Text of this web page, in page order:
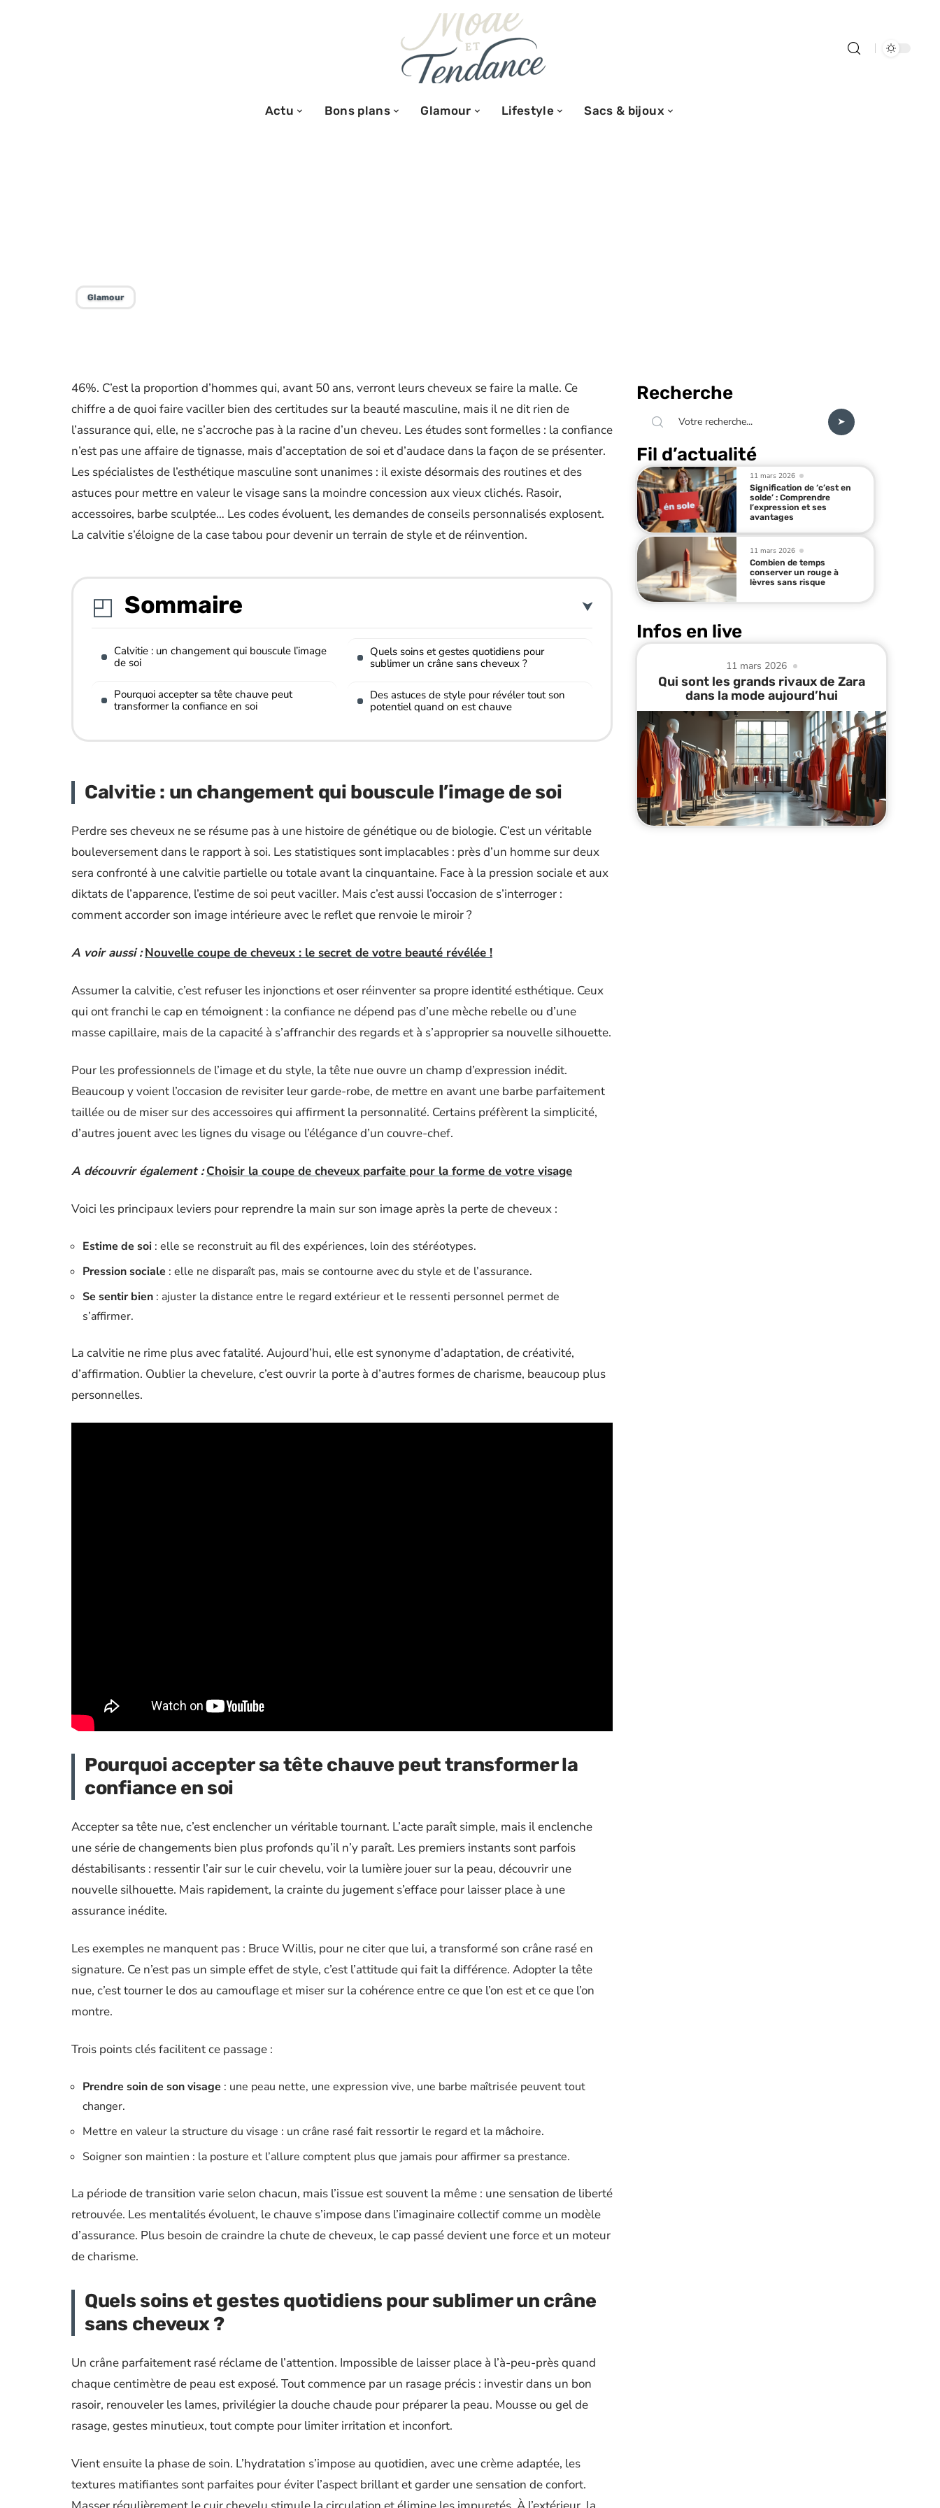
Actu Bons plans Glamour Lifestyle Sacs & bijoux
Glamour
46%. C’est la proportion d’hommes qui, avant 50 ans, verront leurs cheveux se faire la malle. Ce
chiffre a de quoi faire vaciller bien des certitudes sur la beauté masculine, mais il ne dit rien de
l’assurance qui, elle, ne s’accroche pas à la racine d’un cheveu. Les études sont formelles : la confiance
n’est pas une affaire de tignasse, mais d’acceptation de soi et d’audace dans la façon de se présenter.
Les spécialistes de l’esthétique masculine sont unanimes : il existe désormais des routines et des
astuces pour mettre en valeur le visage sans la moindre concession aux vieux clichés. Rasoir,
accessoires, barbe sculptée… Les codes évoluent, les demandes de conseils personnalisés explosent.
La calvitie s’éloigne de la case tabou pour devenir un terrain de style et de réinvention.
Sommaire
Calvitie : un changement qui bouscule l’image
de soi
Pourquoi accepter sa tête chauve peut
transformer la confiance en soi
Quels soins et gestes quotidiens pour
sublimer un crâne sans cheveux ?
Des astuces de style pour révéler tout son
potentiel quand on est chauve
Calvitie : un changement qui bouscule l’image de soi
Perdre ses cheveux ne se résume pas à une histoire de génétique ou de biologie. C’est un véritable
bouleversement dans le rapport à soi. Les statistiques sont implacables : près d’un homme sur deux
sera confronté à une calvitie partielle ou totale avant la cinquantaine. Face à la pression sociale et aux
diktats de l’apparence, l’estime de soi peut vaciller. Mais c’est aussi l’occasion de s’interroger :
comment accorder son image intérieure avec le reflet que renvoie le miroir ?
A voir aussi : Nouvelle coupe de cheveux : le secret de votre beauté révélée !
Assumer la calvitie, c’est refuser les injonctions et oser réinventer sa propre identité esthétique. Ceux
qui ont franchi le cap en témoignent : la confiance ne dépend pas d’une mèche rebelle ou d’une
masse capillaire, mais de la capacité à s’affranchir des regards et à s’approprier sa nouvelle silhouette.
Pour les professionnels de l’image et du style, la tête nue ouvre un champ d’expression inédit.
Beaucoup y voient l’occasion de revisiter leur garde-robe, de mettre en avant une barbe parfaitement
taillée ou de miser sur des accessoires qui affirment la personnalité. Certains préfèrent la simplicité,
d’autres jouent avec les lignes du visage ou l’élégance d’un couvre-chef.
A découvrir également : Choisir la coupe de cheveux parfaite pour la forme de votre visage
Voici les principaux leviers pour reprendre la main sur son image après la perte de cheveux :
Estime de soi : elle se reconstruit au fil des expériences, loin des stéréotypes.
Pression sociale : elle ne disparaît pas, mais se contourne avec du style et de l’assurance.
Se sentir bien : ajuster la distance entre le regard extérieur et le ressenti personnel permet de
s’affirmer.
La calvitie ne rime plus avec fatalité. Aujourd’hui, elle est synonyme d’adaptation, de créativité,
d’affirmation. Oublier la chevelure, c’est ouvrir la porte à d’autres formes de charisme, beaucoup plus
personnelles.
Pourquoi accepter sa tête chauve peut transformer la
confiance en soi
Accepter sa tête nue, c’est enclencher un véritable tournant. L’acte paraît simple, mais il enclenche
une série de changements bien plus profonds qu’il n’y paraît. Les premiers instants sont parfois
déstabilisants : ressentir l’air sur le cuir chevelu, voir la lumière jouer sur la peau, découvrir une
nouvelle silhouette. Mais rapidement, la crainte du jugement s’efface pour laisser place à une
assurance inédite.
Les exemples ne manquent pas : Bruce Willis, pour ne citer que lui, a transformé son crâne rasé en
signature. Ce n’est pas un simple effet de style, c’est l’attitude qui fait la différence. Adopter la tête
nue, c’est tourner le dos au camouflage et miser sur la cohérence entre ce que l’on est et ce que l’on
montre.
Trois points clés facilitent ce passage :
Prendre soin de son visage : une peau nette, une expression vive, une barbe maîtrisée peuvent tout
changer.
Mettre en valeur la structure du visage : un crâne rasé fait ressortir le regard et la mâchoire.
Soigner son maintien : la posture et l’allure comptent plus que jamais pour affirmer sa prestance.
La période de transition varie selon chacun, mais l’issue est souvent la même : une sensation de liberté
retrouvée. Les mentalités évoluent, le chauve s’impose dans l’imaginaire collectif comme un modèle
d’assurance. Plus besoin de craindre la chute de cheveux, le cap passé devient une force et un moteur
de charisme.
Quels soins et gestes quotidiens pour sublimer un crâne
sans cheveux ?
Un crâne parfaitement rasé réclame de l’attention. Impossible de laisser place à l’à-peu-près quand
chaque centimètre de peau est exposé. Tout commence par un rasage précis : investir dans un bon
rasoir, renouveler les lames, privilégier la douche chaude pour préparer la peau. Mousse ou gel de
rasage, gestes minutieux, tout compte pour limiter irritation et inconfort.
Vient ensuite la phase de soin. L’hydratation s’impose au quotidien, avec une crème adaptée, les
textures matifiantes sont parfaites pour éviter l’aspect brillant et garder une sensation de confort.
Recherche
Fil d’actualité
11 mars 2026
Signification de ‘c’est en
solde’ : Comprendre
l’expression et ses
avantages
11 mars 2026
Combien de temps
conserver un rouge à
lèvres sans risque
Infos en live
11 mars 2026
Qui sont les grands rivaux de Zara
dans la mode aujourd’hui